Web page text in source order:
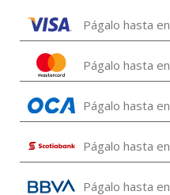
Págalo hasta en
Págalo hasta en
Págalo hasta en
Págalo hasta en
Págalo hasta en